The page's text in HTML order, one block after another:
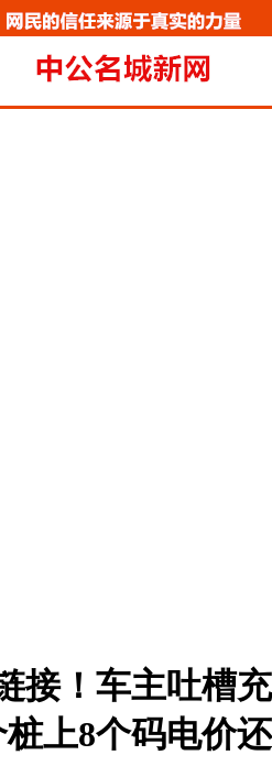
接！车主吐槽充
上8个码电价还